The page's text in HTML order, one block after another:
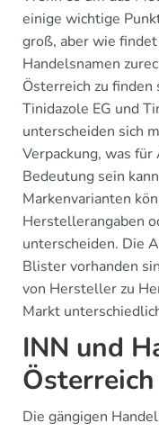
einige wichtige
groß, aber wie
Handelsnamen
Österreich zu
Tinidazole EG und
unterscheiden sich
Verpackung, was
Bedeutung sein
Markenvarianten
Herstellerangaben
unterscheiden. Die
Blister vorhanden
von Hersteller zu
Markt
INN und
Österreich
Die gängigen